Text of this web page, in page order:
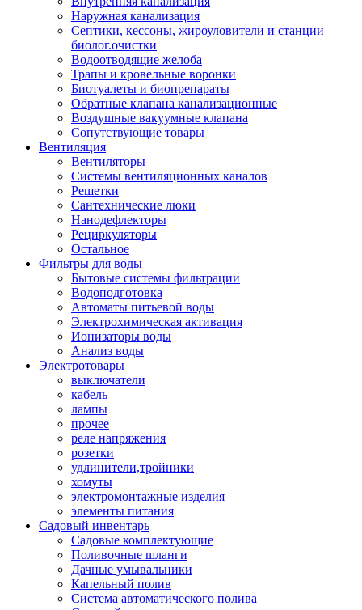
Наружная канализация
Септики, кессоны, жироуловители и станции
биолог.очистки
Водоотводящие желоба
Трапы и кровельные воронки
Биотуалеты и биопрепараты
Обратные клапана канализационные
Воздушные вакуумные клапана
Сопутствующие товары
Вентиляция
Вентиляторы
Системы вентиляционных каналов
Решетки
Сантехнические люки
Нанодефлекторы
Рециркуляторы
Остальное
Фильтры для воды
Бытовые системы фильтрации
Водоподготовка
Автоматы питьевой воды
Электрохимическая активация
Ионизаторы воды
Анализ воды
Электротовары
выключатели
кабель
лампы
прочее
реле напряжения
розетки
удлинители,тройники
хомуты
электромонтажные изделия
элементы питания
Садовый инвентарь
Садовые комплектующие
Поливочные шланги
Дачные умывальники
Капельный полив
Система автоматического полива